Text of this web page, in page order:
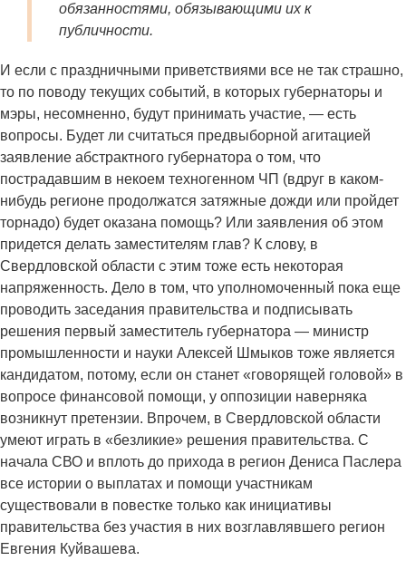
обязанностями, обязывающими их к
публичности.
И если с праздничными приветствиями все не так страшно,
то по поводу текущих событий, в которых губернаторы и
мэры, несомненно, будут принимать участие, — есть
вопросы. Будет ли считаться предвыборной агитацией
заявление абстрактного губернатора о том, что
пострадавшим в некоем техногенном ЧП (вдруг в каком-
нибудь регионе продолжатся затяжные дожди или пройдет
торнадо) будет оказана помощь? Или заявления об этом
придется делать заместителям глав? К слову, в
Свердловской области с этим тоже есть некоторая
напряженность. Дело в том, что уполномоченный пока еще
проводить заседания правительства и подписывать
решения первый заместитель губернатора — министр
промышленности и науки Алексей Шмыков тоже является
кандидатом, потому, если он станет «говорящей головой» в
вопросе финансовой помощи, у оппозиции наверняка
возникнут претензии. Впрочем, в Свердловской области
умеют играть в «безликие» решения правительства. С
начала СВО и вплоть до прихода в регион Дениса Паслера
все истории о выплатах и помощи участникам
существовали в повестке только как инициативы
правительства без участия в них возглавлявшего регион
Евгения Куйвашева.